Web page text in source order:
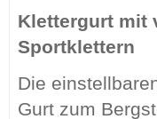
Klettergurt mit
Sportklettern
Die
Gurt zum